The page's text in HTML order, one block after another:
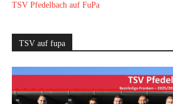
TSV Pfedelbach auf FuPa
TSV auf fupa